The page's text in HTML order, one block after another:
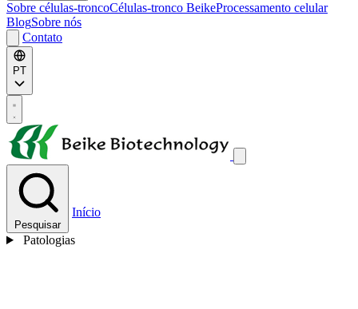
Sobre células-troncoCélulas-tronco BeikeProcessamento celular
BlogSobre nós
Contato
PT
Pesquisar
Início
Patologias